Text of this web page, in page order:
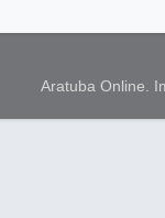
Aratuba Online.